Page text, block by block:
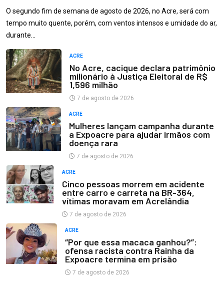
O segundo fim de semana de agosto de 2026, no Acre, será com
tempo muito quente, porém, com ventos intensos e umidade do ar,
durante…
ACRE
No Acre, cacique declara patrimônio
milionário à Justiça Eleitoral de R$
1,596 milhão
7 de agosto de 2026
ACRE
Mulheres lançam campanha durante
a Expoacre para ajudar irmãos com
doença rara
7 de agosto de 2026
ACRE
Cinco pessoas morrem em acidente
entre carro e carreta na BR-364,
vítimas moravam em Acrelândia
7 de agosto de 2026
ACRE
“Por que essa macaca ganhou?”:
ofensa racista contra Rainha da
Expoacre termina em prisão
7 de agosto de 2026